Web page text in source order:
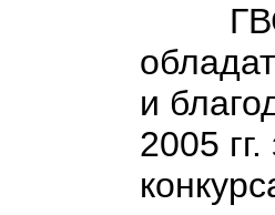
ГВСУ
и
2005